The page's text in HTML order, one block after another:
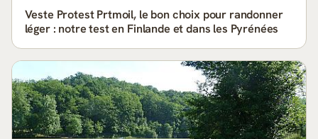
Veste Protest Prtmoil, le bon choix pour randonner
léger : notre test en Finlande et dans les Pyrénées